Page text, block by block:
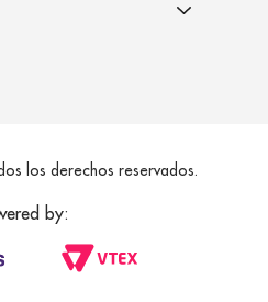
los derechos reservados.
by: